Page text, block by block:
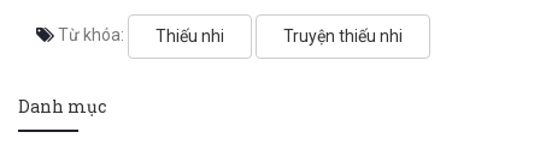
Từ khóa: Thiếu nhi Truyện thiếu nhi
Danh mục